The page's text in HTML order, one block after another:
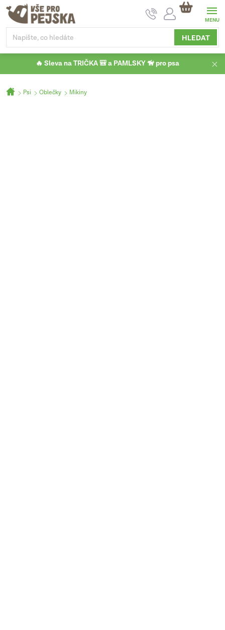
Přejít
obsah
HLEDAT
NÁKUPNÍ
KOŠÍK
🔥 Sleva na TRIČKA 🎒 a PAMLSKY 🦮 pro psa
Domů
Psi Oblečky Mikiny